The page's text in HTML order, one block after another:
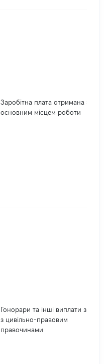
Заробітна плата отримана за
основним місцем роботи
Гонорари та інші виплати згідно
з цивільно-правовим
правочинами